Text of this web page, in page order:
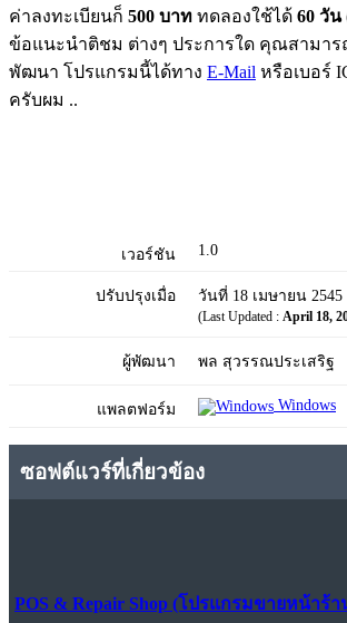
ค่าลงทะเบียนก็ 500 บาท ทดลองใช้ได้ 60 วัน
ข้อแนะนำติชม ต่างๆ ประการใด คุณสามา
พัฒนา โปรแกรมนี้ได้ทาง E-Mail หรือเบอร์
ครับผม ..
เวอร์ชัน 1.0
ปรับปรุงเมื่อ วันที่ 18 เมษายน 2545
(Last Updated : April 18,
ผู้พัฒนา พล สุวรรณประเสริฐ
แพลตฟอร์ม Windows
ซอฟต์แวร์ที่เกี่ยวข้อง
POS & Repair Shop (โปรแกรมขายหน้าร้